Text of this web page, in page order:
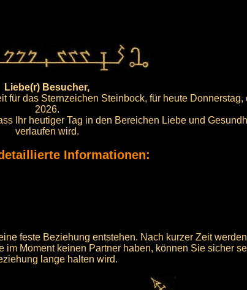
Liebe(r) Besucher,
für das Sternzeichen Steinbock, für heute Donnerstag,
2026.
Ihr heutiger Tag in den Bereichen Liebe und
verlaufen wird.
Informationen:
feste Beziehung entstehen. Nach kurzer Zeit
Moment keinen Partner haben, können Sie sicher
lange halten wird.